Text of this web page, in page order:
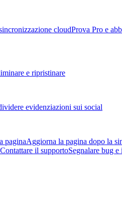
cloudProva Pro e
e ripristinare
evidenziazioni sui social
paginaAggiorna la pagina dopo la
Contattare il supportoSegnalare bug